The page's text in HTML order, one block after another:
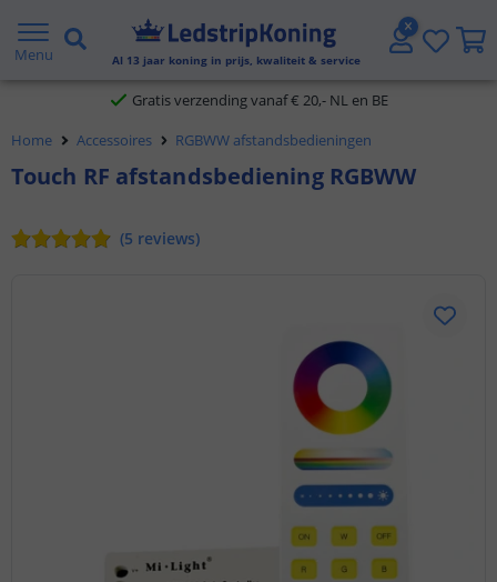
Menu Al 13 jaar koning in prijs, kwaliteit & service
5 jaar garantie
Gratis verzending vanaf € 20,- NL en BE
Klantbeoordeling 9.1
Home Accessoires RGBWW afstandsbedieningen
Touch RF afstandsbediening RGBWW
(5 reviews)